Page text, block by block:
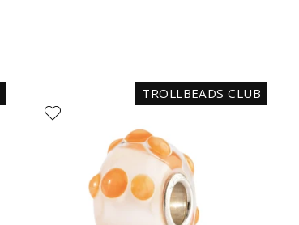
TROLLBEADS CLUB